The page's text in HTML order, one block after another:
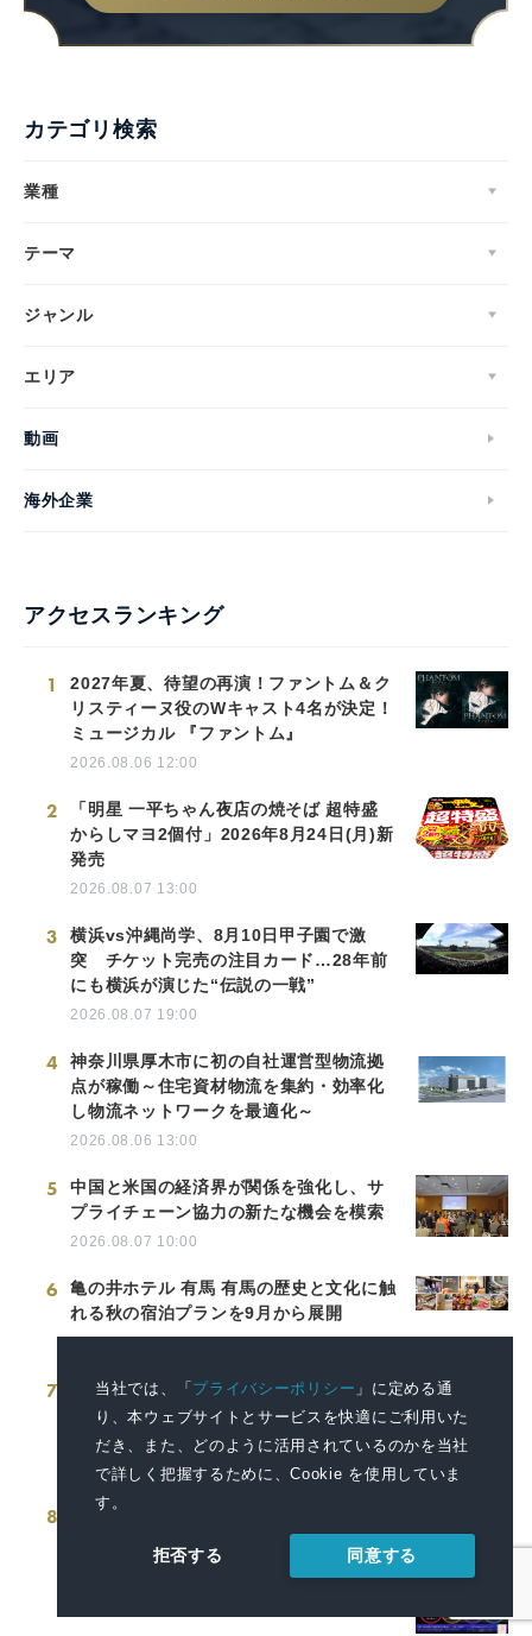
当社では、「プライバシーポリシー 」に定める通
り、本ウェブサイトとサービスを快適にご利用いた
だき、また、どのように活用されているのかを当社
で詳しく把握するために、Cookie を使用していま
す。
拒否する 同意する
カテゴリ検索
業種
テーマ
ジャンル
エリア
動画
海外企業
アクセスランキング
1
2027年夏、待望の再演！ファントム＆ク
リスティーヌ役のWキャスト4名が決定！
ミュージカル 『ファントム』
2026.08.06 12:00
2
「明星 一平ちゃん夜店の焼そば 超特盛
からしマヨ2個付」2026年8月24日(月)新
発売
2026.08.07 13:00
3
横浜vs沖縄尚学、8月10日甲子園で激
突 チケット完売の注目カード…28年前
にも横浜が演じた“伝説の一戦”
2026.08.07 19:00
4
神奈川県厚木市に初の自社運営型物流拠
点が稼働～住宅資材物流を集約・効率化
し物流ネットワークを最適化～
2026.08.06 13:00
5
中国と米国の経済界が関係を強化し、サ
プライチェーン協力の新たな機会を模索
2026.08.07 10:00
6
亀の井ホテル 有馬 有馬の歴史と文化に触
れる秋の宿泊プランを9月から展開
2026.08.06 11:00
7
千葉市内にリチウムイオン電池などの小
型充電式電池回収ボックスを新たに15カ
所設置
2026.08.05 16:00
8
富山県商工会議所青年部連合会 創立50周
年記念祝賀会 「DJ盆踊り」を開催します
2026.08.04 15:25